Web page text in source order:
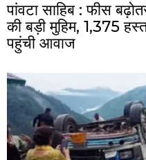
पांवटा साहिब : फीस
की बड़ी मुहिम, 1,375
पहुंची आवाज